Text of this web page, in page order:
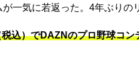
一気に若返った。4年ぶりの
込）でDAZNのプロ野球コ